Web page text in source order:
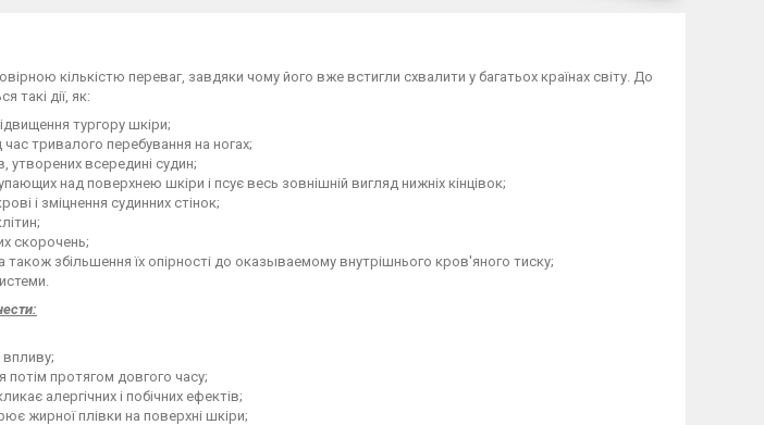
кількістю переваг, завдяки чому його вже встигли схвалити у багатьох країнах світу. До
такі дії, як:
тургору шкіри;
тривалого перебування на ногах;
утворених всередині судин;
над поверхнею шкіри і псує весь зовнішній вигляд нижніх кінцівок;
і зміцнення судинних стінок;
скорочень;
також збільшення їх опірності до оказываемому внутрішнього кров'яного тиску;
потім протягом довгого часу;
алергічних і побічних ефектів;
жирної плівки на поверхні шкіри;